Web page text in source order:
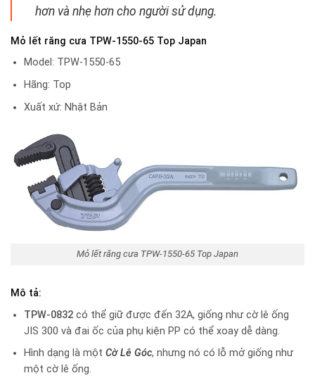
hơn và nhẹ hơn cho người sử dụng.
Mỏ lết răng cưa TPW-1550-65 Top Japan
Model: TPW-1550-65
Hãng: Top
Xuất xứ: Nhật Bản
Mỏ lết răng cưa TPW-1550-65 Top Japan
Mô tả:
TPW-0832có thể giữ được đến 32A, giống như cờ lê ống
JIS 300 và đai ốc của phụ kiện PP có thể xoay dễ dàng.
Hình dạng là một Cờ Lê Góc, nhưng nó có lỗ mở giống như
một cờ lê ống.